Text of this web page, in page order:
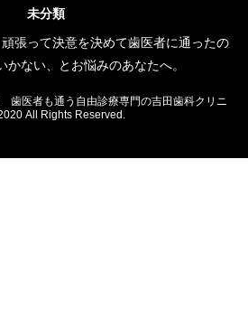
未分類
張って決意を決めて歯医者に通ったの
かない、とお悩みのあなたへ。
医者も通う自由診療専門の吉田歯科クリニ
All Rights Reserved.